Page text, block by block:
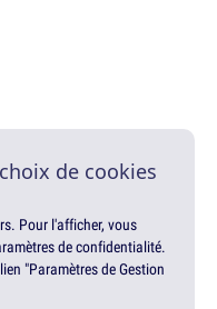
de cookies
Pour l'afficher, vous
de confidentialité.
"Paramètres de Gestion